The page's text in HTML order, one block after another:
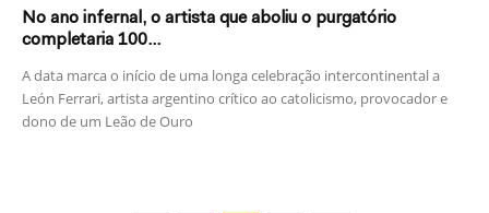
No ano infernal, o artista que aboliu o purgatório
completaria 100...
A data marca o início de uma longa celebração intercontinental a
León Ferrari, artista argentino crítico ao catolicismo, provocador e
dono de um Leão de Ouro